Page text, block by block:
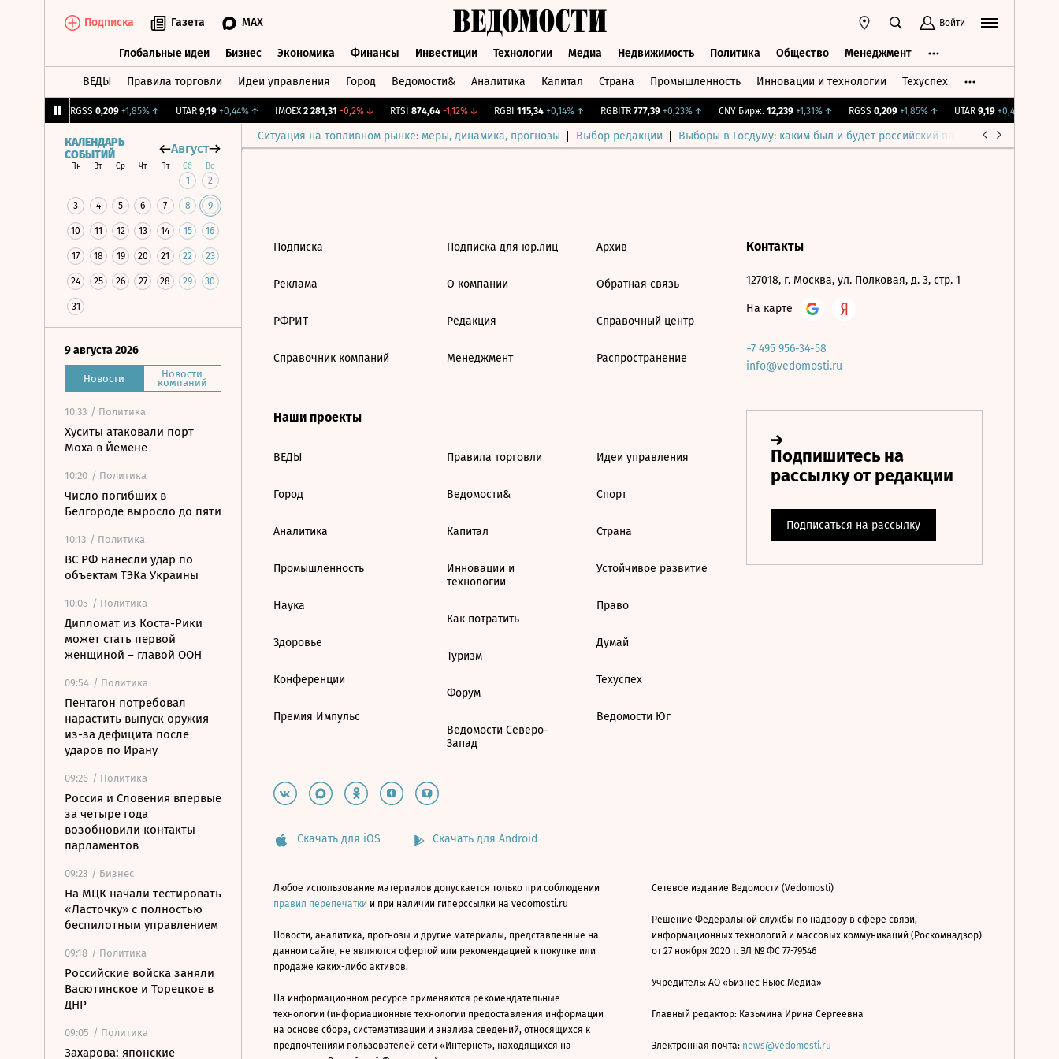
Подписка Газета MAX Войти
Глобальные идеи Бизнес Экономика Финансы Инвестиции Технологии Медиа Недвижимость Политика Общество Менеджмент
ВЕДЫ Правила торговли Идеи управления Город Ведомости& Аналитика Капитал Страна Промышленность Инновации и технологии Техуспех
RGSS 0,209 +1,85%↑ UTAR 9,19 +0,44%↑ IMOEX 2 281,31 -0,2%↓ RTSI 874,64 -1,12%↓ RGBI 115,34 +0,14%↑ RGBITR 777,39 +0,23%↑ CNY Бирж. 12,239 +1,31%↑ RGSS 0,209 +1,85%↑ UTAR 9,19 +0,44%
Ситуация на топливном рынке: меры, динамика, прогнозы Выбор редакции Выборы в Госдуму: каким был и будет российский парламент
КАЛЕНДАРЬ
СОБЫТИЙ
Август
Пн Вт Ср Чт Пт Сб Вс
1 2
3 4 5 6 7 8 9
10 11 12 13 14 15 16
17 18 19 20 21 22 23
24 25 26 27 28 29 30
31
9 августа 2026
Новости Новости
компаний
10:33 / Политика
Хуситы атаковали порт
Моха в Йемене
10:20 / Политика
Число погибших в
Белгороде выросло до пяти
10:13 / Политика
ВС РФ нанесли удар по
объектам ТЭКа Украины
10:05 / Политика
Дипломат из Коста-Рики
может стать первой
женщиной – главой ООН
09:54 / Политика
Пентагон потребовал
нарастить выпуск оружия
из-за дефицита после
ударов по Ирану
09:26 / Политика
Россия и Словения впервые
за четыре года
возобновили контакты
парламентов
09:23 / Бизнес
На МЦК начали тестировать
«Ласточку» с полностью
беспилотным управлением
09:18 / Политика
Российские войска заняли
Васютинское и Торецкое в
ДНР
09:05 / Политика
Захарова: японские
Подписка
Реклама
РФРИТ
Справочник компаний
Подписка для юр.лиц
О компании
Редакция
Менеджмент
Архив
Обратная связь
Справочный центр
Распространение
Наши проекты
ВЕДЫ
Город
Аналитика
Промышленность
Наука
Здоровье
Конференции
Премия Импульс
Правила торговли
Ведомости&
Капитал
Инновации и
технологии
Как потратить
Туризм
Форум
Ведомости Северо-
Запад
Идеи управления
Спорт
Страна
Устойчивое развитие
Право
Думай
Техуспех
Ведомости Юг
Контакты
127018, г. Москва, ул. Полковая, д. 3, стр. 1
На карте
+7 495 956-34-58
info@vedomosti.ru
Скачать для iOS Скачать для Android
Любое использование материалов допускается только при соблюдении
правил перепечатки и при наличии гиперссылки на vedomosti.ru
Новости, аналитика, прогнозы и другие материалы, представленные на
данном сайте, не являются офертой или рекомендацией к покупке или
продаже каких-либо активов.
На информационном ресурсе применяются рекомендательные
технологии (информационные технологии предоставления информации
на основе сбора, систематизации и анализа сведений, относящихся к
предпочтениям пользователей сети «Интернет», находящихся на
Сетевое издание Ведомости (Vedomosti)
Решение Федеральной службы по надзору в сфере связи,
информационных технологий и массовых коммуникаций (Роскомнадзор)
от 27 ноября 2020 г. ЭЛ № ФС 77-79546
Учредитель: АО «Бизнес Ньюс Медиа»
Главный редактор: Казьмина Ирина Сергеевна
Электронная почта: news@vedomosti.ru